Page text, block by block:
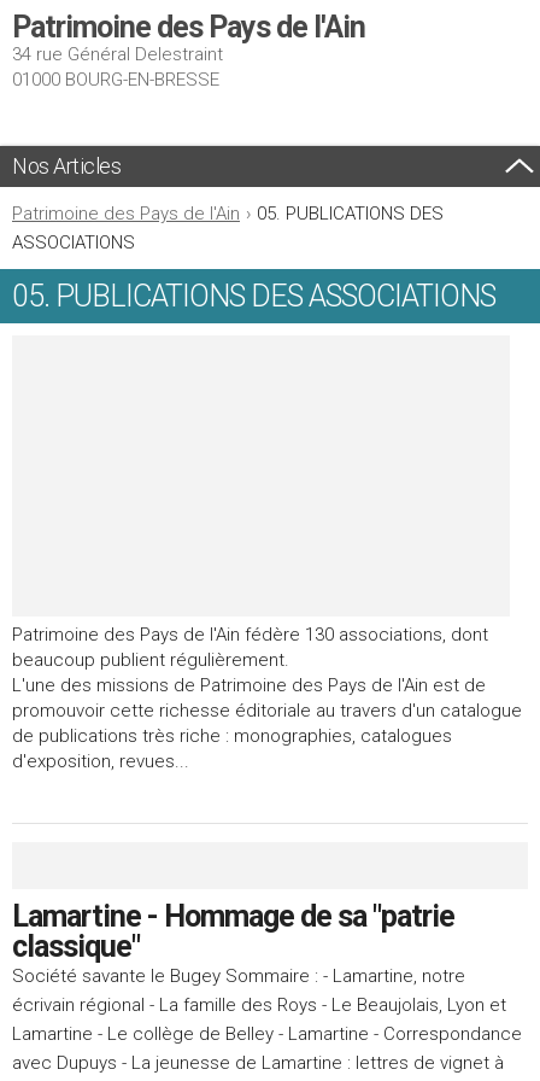
Patrimoine des Pays de l'Ain
34 rue Général Delestraint
01000 BOURG-EN-BRESSE
Nos Articles
Patrimoine des Pays de l'Ain › 05. PUBLICATIONS DES
ASSOCIATIONS
05. PUBLICATIONS DES ASSOCIATIONS
Patrimoine des Pays de l'Ain fédère 130 associations, dont
beaucoup publient régulièrement.
L'une des missions de Patrimoine des Pays de l'Ain est de
promouvoir cette richesse éditoriale au travers d'un catalogue
de publications très riche : monographies, catalogues
d'exposition, revues...
Lamartine - Hommage de sa "patrie
classique"
Société savante le Bugey Sommaire : - Lamartine, notre
écrivain régional - La famille des Roys - Le Beaujolais, Lyon et
Lamartine - Le collège de Belley - Lamartine - Correspondance
avec Dupuys - La jeunesse de Lamartine : lettres de vignet à